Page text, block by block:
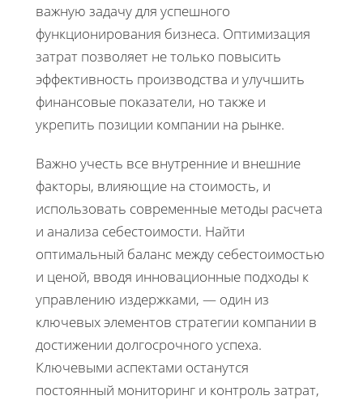
важную задачу для успешного
функционирования бизнеса. Оптимизация
затрат позволяет не только повысить
эффективность производства и улучшить
финансовые показатели, но также и
укрепить позиции компании на рынке.
Важно учесть все внутренние и внешние
факторы, влияющие на стоимость, и
использовать современные методы расчета
и анализа себестоимости. Найти
оптимальный баланс между себестоимостью
и ценой, вводя инновационные подходы к
управлению издержками, — один из
ключевых элементов стратегии компании в
достижении долгосрочного успеха.
Ключевыми аспектами останутся
постоянный мониторинг и контроль затрат,